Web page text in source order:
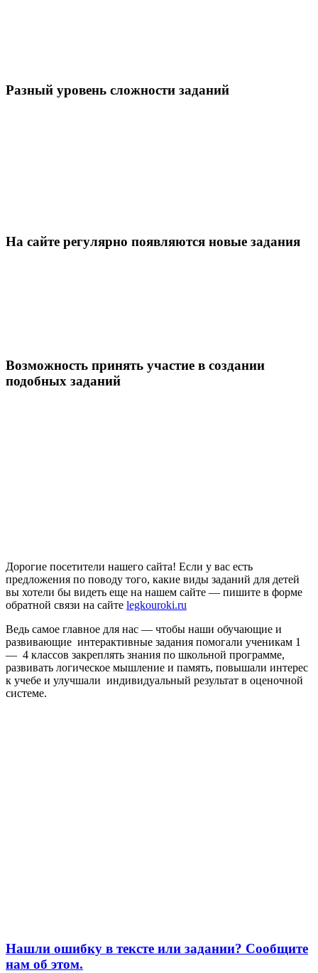
Разный уровень сложности заданий
На сайте регулярно появляются новые задания
Возможность принять участие в создании
подобных заданий
Дорогие посетители нашего сайта! Если у вас есть
предложения по поводу того, какие виды заданий для детей
вы хотели бы видеть еще на нашем сайте — пишите в форме
обратной связи на сайте legkouroki.ru
Ведь самое главное для нас — чтобы наши обучающие и
развивающие интерактивные задания помогали ученикам 1
— 4 классов закреплять знания по школьной программе,
развивать логическое мышление и память, повышали интерес
к учебе и улучшали индивидуальный результат в оценочной
системе.
Нашли ошибку в тексте или задании? Сообщите
нам об этом.